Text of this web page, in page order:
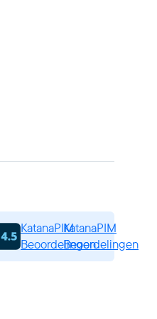
KatanaPIM
Beoordelingen
KatanaPIM
Beoordelingen